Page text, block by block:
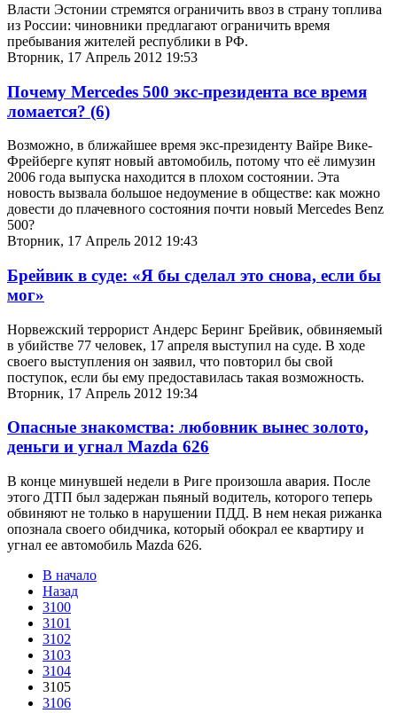
Власти Эстонии стремятся ограничить ввоз в страну топлива
из России: чиновники предлагают ограничить время
пребывания жителей республики в РФ.
Вторник, 17 Апрель 2012 19:53
Почему Mercedes 500 экс-президента вcе время
ломается? (6)
Возможно, в ближайшее время экс-президенту Вайре Вике-
Фрейберге купят новый автомобиль, потому что её лимузин
2006 года выпуска находится в плохом состоянии. Эта
новость вызвала большое недоумение в обществе: как можно
довести до плачевного состояния почти новый Mercedes Benz
500?
Вторник, 17 Апрель 2012 19:43
Брейвик в суде: «Я бы сделал это снова, если бы
мог»
Норвежский террорист Андерс Беринг Брейвик, обвиняемый
в убийстве 77 человек, 17 апреля выступил на суде. В ходе
своего выступления он заявил, что повторил бы свой
поступок, если бы ему предоставилась такая возможность.
Вторник, 17 Апрель 2012 19:34
Опасные знакомства: любовник вынес золото,
деньги и угнал Mazda 626
В конце минувшей недели в Риге произошла авария. После
этого ДТП был задержан пьяный водитель, которого теперь
обвиняют не только в нарушении ПДД. В нем некая рижанка
опознала своего обидчика, который обокрал ее квартиру и
угнал ее автомобиль Mazda 626.
В начало
Назад
3100
3101
3102
3103
3104
3105
3106